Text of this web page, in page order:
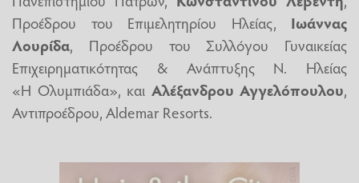
Προέδρου του Επιμελητηρίου Ηλείας, Ιωάννας
Λουρίδα, Προέδρου του Συλλόγου Γυναικείας
Επιχειρηματικότητας & Ανάπτυξης Ν. Ηλείας
«Η Ολυμπιάδα», και Αλέξανδρου Αγγελόπουλου,
Αντιπροέδρου, Aldemar Resorts.